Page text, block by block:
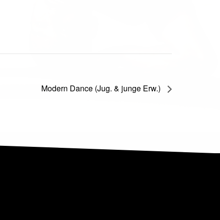
Modern Dance (Jug. & junge Erw.)